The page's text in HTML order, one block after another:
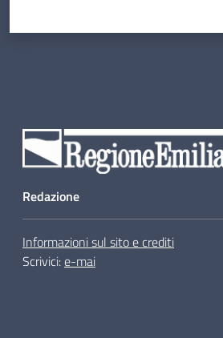
Redazione
Informazioni sul sito e crediti
Scrivici:e-mai